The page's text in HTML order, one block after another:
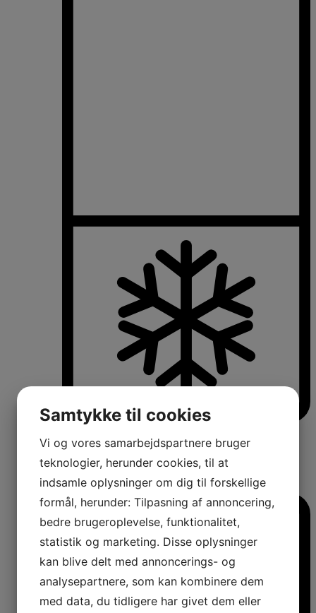
Fritstående køle-/fryseskabe
Integrerbare køle-/fryseskabe
Køleskabe med fryseboks
Amerikanerkøleskabe
Samtykke til cookies
Vi og vores samarbejdspartnere bruger
teknologier, herunder cookies, til at
indsamle oplysninger om dig til forskellige
formål, herunder: Tilpasning af annoncering,
bedre brugeroplevelse, funktionalitet,
statistik og marketing. Disse oplysninger
kan blive delt med annoncerings- og
analysepartnere, som kan kombinere dem
med data, du tidligere har givet dem eller